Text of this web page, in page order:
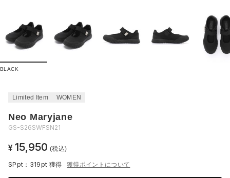
BLACK
Limited Item WOMEN
Neo Maryjane
GS-S26SWFSN21
¥ 15,950 (税込)
SPpt：319pt 獲得 獲得ポイントについて